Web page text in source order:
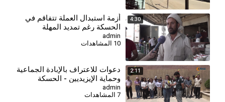
4:30
⁣أزمة استبدال العملة تتفاقم في
الحسكة رغم تمديد المهلة
admin
10 المشاهدات
2:11
دعوات للاعتراف بالإبادة الجماعية
وحماية الإيزيديين - الحسكة
admin
7 المشاهدات